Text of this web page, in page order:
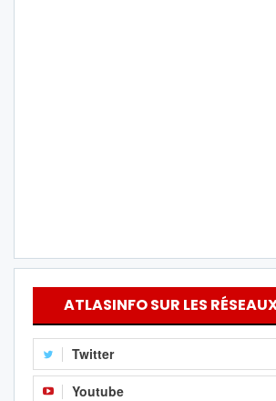
ATLASINFO SUR LES
Twitter
Youtube